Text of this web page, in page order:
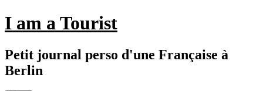
Aller
au
I am a Tourist
Petit journal perso d'une Française à
Berlin